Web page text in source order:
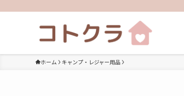
ホーム キャンプ・レジャー用品